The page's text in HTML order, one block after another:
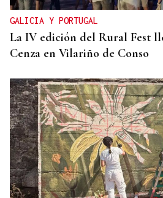
GALICIA Y PORTUGAL
La IV edición del Rural Fest
Cenza en Vilariño de Conso